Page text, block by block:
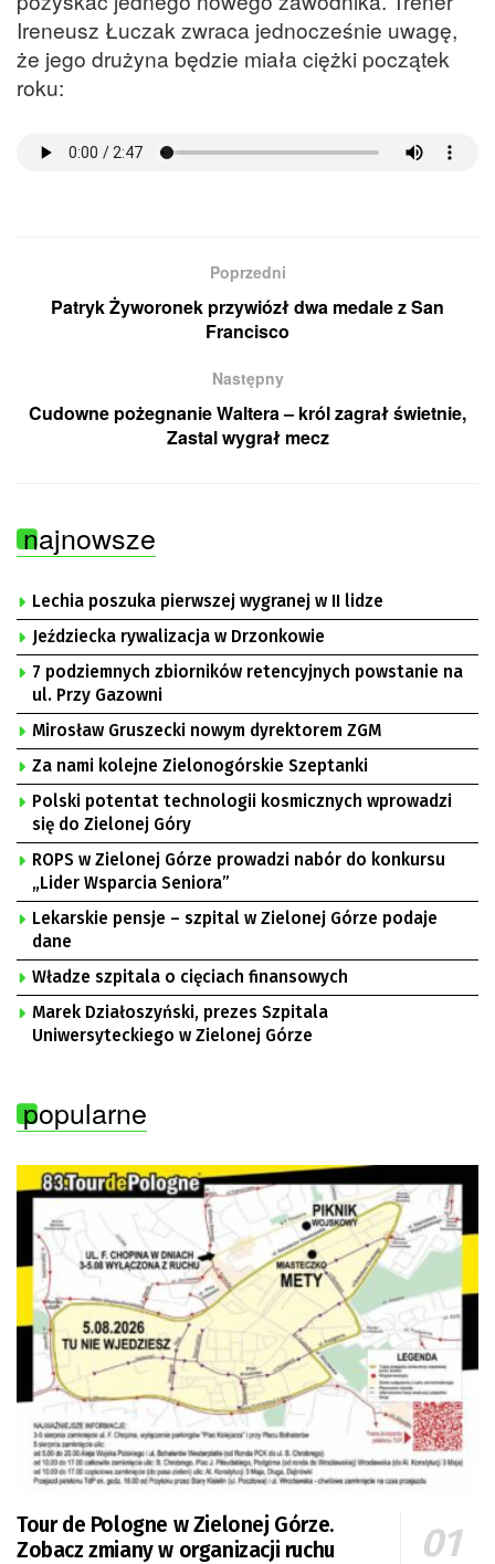
Ireneusz Łuczak zwraca jednocześnie uwagę,
że jego drużyna będzie miała ciężki początek
roku:
Poprzedni
Patryk Żyworonek przywiózł dwa medale z San
Francisco
Następny
Cudowne pożegnanie Waltera – król zagrał świetnie,
Zastal wygrał mecz
najnowsze
Lechia poszuka pierwszej wygranej w II lidze
Jeździecka rywalizacja w Drzonkowie
7 podziemnych zbiorników retencyjnych powstanie na
ul. Przy Gazowni
Mirosław Gruszecki nowym dyrektorem ZGM
Za nami kolejne Zielonogórskie Szeptanki
Polski potentat technologii kosmicznych wprowadzi
się do Zielonej Góry
ROPS w Zielonej Górze prowadzi nabór do konkursu
„Lider Wsparcia Seniora”
Lekarskie pensje – szpital w Zielonej Górze podaje
dane
Władze szpitala o cięciach finansowych
Marek Działoszyński, prezes Szpitala
Uniwersyteckiego w Zielonej Górze
popularne
Tour de Pologne w Zielonej Górze.
Zobacz zmiany w organizacji ruchu